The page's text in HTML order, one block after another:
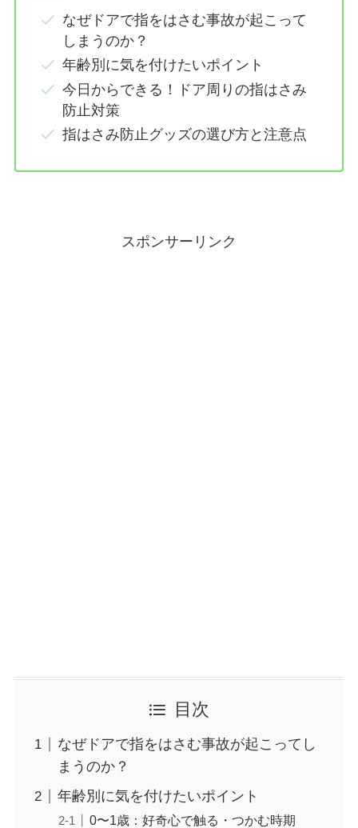
なぜドアで指をはさむ事故が起こって
しまうのか？
年齢別に気を付けたいポイント
今日からできる！ドア周りの指はさみ
防止対策
指はさみ防止グッズの選び方と注意点
スポンサーリンク
目次
なぜドアで指をはさむ事故が起こってし
まうのか？
年齢別に気を付けたいポイント
0〜1歳：好奇心で触る・つかむ時期